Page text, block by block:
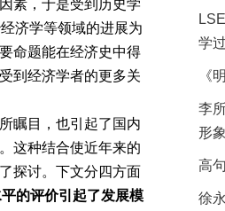
素，于是受到历史学
济学等领域的进展为
命题能在经济史中得
到经济学者的更多关
瞩目，也引起了国内
这种结合使近年来的
探讨。下文分四方面
的评价引起了发展模
学
《
李
形
高
徐